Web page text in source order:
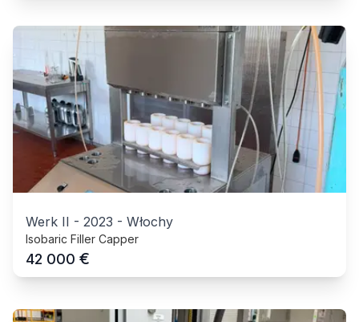
Werk II - 2023 - Włochy
Isobaric Filler Capper
42 000 €